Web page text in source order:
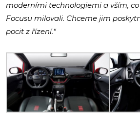
moderními technologiemi a vším,
Focusu milovali. Chceme jim
pocit z řízení.“